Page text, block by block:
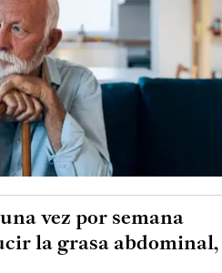
vez por semana
la grasa abdominal,